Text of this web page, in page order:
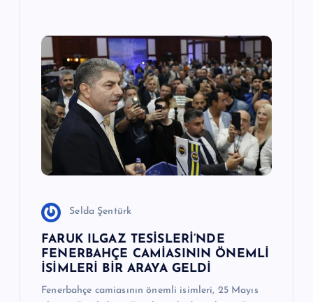
Selda Şentürk
FARUK ILGAZ TESİSLERİ’NDE
FENERBAHÇE CAMİASININ ÖNEMLİ
İSİMLERİ BİR ARAYA GELDİ
Fenerbahçe camiasının önemli isimleri, 25 Mayıs